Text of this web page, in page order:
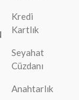
Kredi
Kartlık
Seyahat
Cüzdanı
Anahtarlık